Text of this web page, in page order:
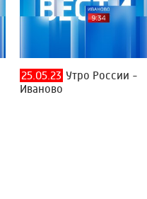
25.05.23 Утро России -
Иваново